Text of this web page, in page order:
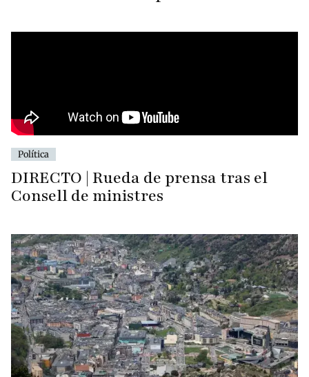
Política
DIRECTO | Rueda de prensa tras el
Consell de ministres